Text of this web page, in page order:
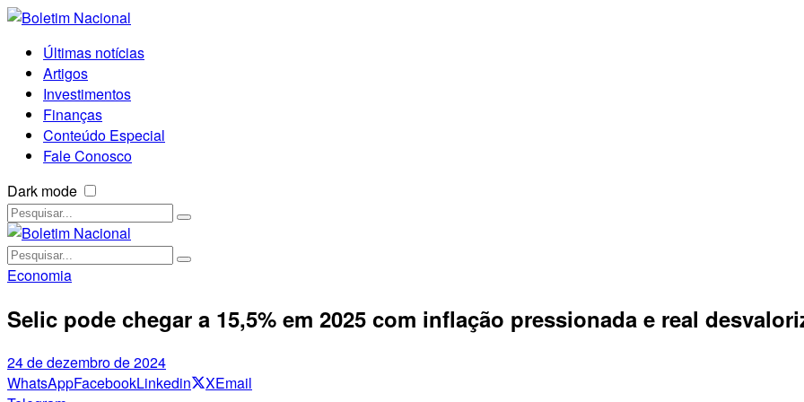
Últimas notícias
Artigos
Investimentos
Finanças
Conteúdo Especial
Fale Conosco
Dark mode
Economia
Selic pode chegar a 15,5% em 2025 com inflação pressionada e real
24 de dezembro de 2024
WhatsAppFacebookLinkedin XEmail